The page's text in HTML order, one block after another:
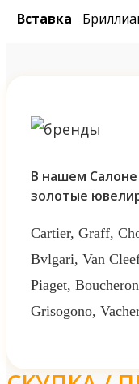
Вставка
В нашем
золотые
Cartier, Graff,
Bvlgari, Van
Piaget,
Grisogono,